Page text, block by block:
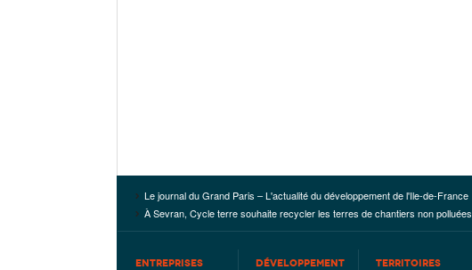
Le journal du Grand Paris – L'actualité du développement de l'Ile-de-France
À Sevran, Cycle terre souhaite recycler les terres de chantiers non polluées
ENTREPRISES
DÉVELOPPEMENT
TERRITOIRES